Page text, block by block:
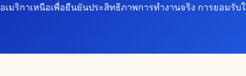
อเมริกาเหนือเพื่อยืนยันประสิทธิภาพการทำงานจริง การยอมรั